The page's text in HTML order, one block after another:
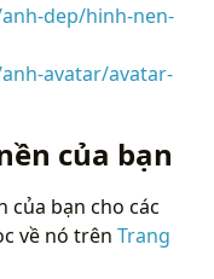
dep/hinh-nen-
avatar/avatar-
của bạn
của bạn cho các
về nó trên Trang